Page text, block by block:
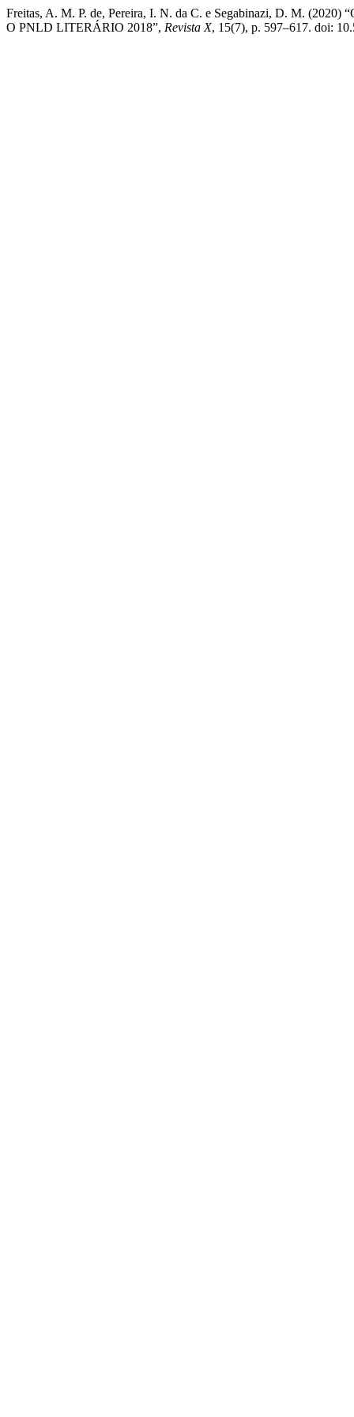
Freitas, A. M. P. de, Pereira, I. N. da C. e Segabinazi, D. M.
O PNLD LITERÁRIO 2018”, Revista X, 15(7), p. 597–617. doi: